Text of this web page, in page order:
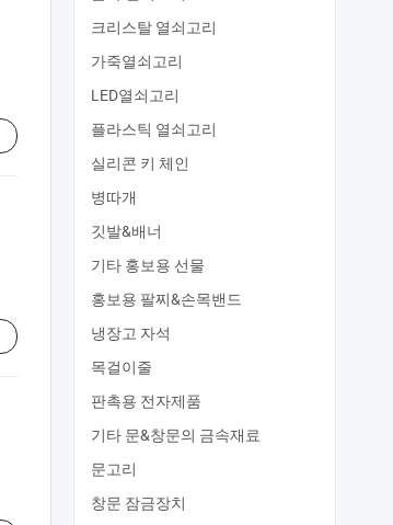
크리스탈 열쇠고리
가죽열쇠고리
LED열쇠고리
플라스틱 열쇠고리
실리콘 키 체인
병따개
깃발&배너
기타 홍보용 선물
홍보용 팔찌&손목밴드
냉장고 자석
목걸이줄
판촉용 전자제품
기타 문&창문의 금속재료
문고리
창문 잠금장치